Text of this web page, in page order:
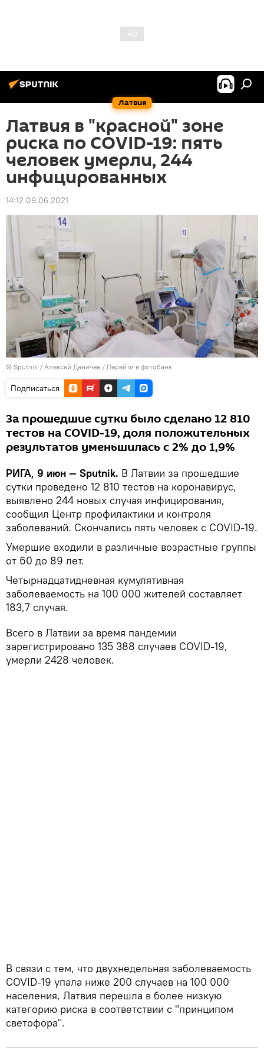
Латвия
Латвия в "красной" зоне
риска по COVID-19: пять
человек умерли, 244
инфицированных
14:12 09.06.2021
© Sputnik / Алексей Даничев / Перейти в фотобанк
Подписаться
За прошедшие сутки было сделано 12 810
тестов на COVID-19, доля положительных
результатов уменьшилась с 2% до 1,9%
РИГА, 9 июн — Sputnik. В Латвии за прошедшие
сутки проведено 12 810 тестов на коронавирус,
выявлено 244 новых случая инфицирования,
сообщил Центр профилактики и контроля
заболеваний. Скончались пять человек c COVID-19.
Умершие входили в различные возрастные группы
от 60 до 89 лет.
Четырнадцатидневная кумулятивная
заболеваемость на 100 000 жителей составляет
183,7 случая.
Всего в Латвии за время пандемии
зарегистрировано 135 388 случаев COVID-19,
умерли 2428 человек.
В связи с тем, что двухнедельная заболеваемость
COVID-19 упала ниже 200 случаев на 100 000
населения, Латвия перешла в более низкую
категорию риска в соответствии с "принципом
светофора".